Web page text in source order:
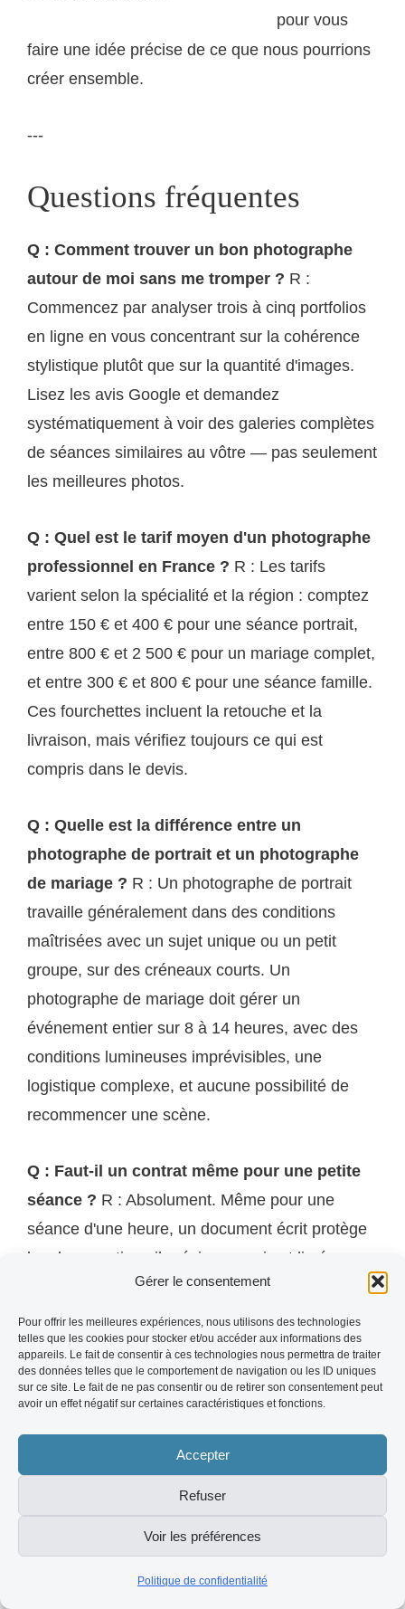
Gérer le consentement
Pour offrir les meilleures expériences, nous utilisons des technologies
telles que les cookies pour stocker et/ou accéder aux informations des
appareils. Le fait de consentir à ces technologies nous permettra de traiter
des données telles que le comportement de navigation ou les ID uniques
sur ce site. Le fait de ne pas consentir ou de retirer son consentement peut
avoir un effet négatif sur certaines caractéristiques et fonctions.
Accepter
Refuser
Voir les préférences
Politique de confidentialité
pour vous
faire une idée précise de ce que nous pourrions
créer ensemble.
---
Questions fréquentes
Q : Comment trouver un bon photographe
autour de moi sans me tromper ? R :
Commencez par analyser trois à cinq portfolios
en ligne en vous concentrant sur la cohérence
stylistique plutôt que sur la quantité d'images.
Lisez les avis Google et demandez
systématiquement à voir des galeries complètes
de séances similaires au vôtre — pas seulement
les meilleures photos.
Q : Quel est le tarif moyen d'un photographe
professionnel en France ? R : Les tarifs
varient selon la spécialité et la région : comptez
entre 150 € et 400 € pour une séance portrait,
entre 800 € et 2 500 € pour un mariage complet,
et entre 300 € et 800 € pour une séance famille.
Ces fourchettes incluent la retouche et la
livraison, mais vérifiez toujours ce qui est
compris dans le devis.
Q : Quelle est la différence entre un
photographe de portrait et un photographe
de mariage ? R : Un photographe de portrait
travaille généralement dans des conditions
maîtrisées avec un sujet unique ou un petit
groupe, sur des créneaux courts. Un
photographe de mariage doit gérer un
événement entier sur 8 à 14 heures, avec des
conditions lumineuses imprévisibles, une
logistique complexe, et aucune possibilité de
recommencer une scène.
Q : Faut-il un contrat même pour une petite
séance ? R : Absolument. Même pour une
séance d'une heure, un document écrit protège
les deux parties : il précise ce qui est livré,
quand, et dans quelles conditions. C'est aussi
un signe de sérieux professionnel de la part du
photographe.
Q : Comment savoir si un photographe
Demandez à voir des photos prises par temps
nuageux, en intérieur avec peu de lumière, et en
révèlent la vraie maîtrise technique. N'importe
qui peut faire de belles photos en plein soleil de